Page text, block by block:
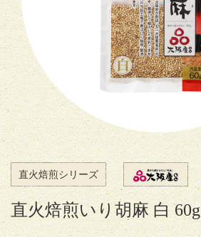
直火焙煎シリーズ
直火焙煎いり胡麻 白 60g